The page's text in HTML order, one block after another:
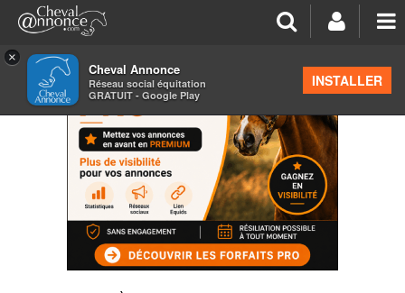
×
Cheval Annonce
Réseau social équitation
GRATUIT - Google Play
INSTALLER